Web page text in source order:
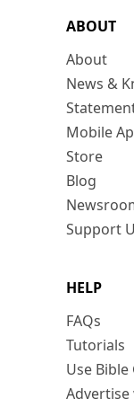
ABOUT
About
News &
Mobile
Store
Blog
Support
HELP
FAQs
Tutorials
Use
Advertise